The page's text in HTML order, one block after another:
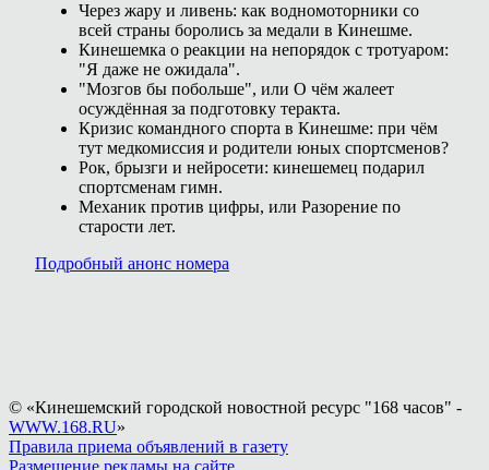
Через жару и ливень: как водномоторники со
всей страны боролись за медали в Кинешме.
Кинешемка о реакции на непорядок с тротуаром:
"Я даже не ожидала".
"Мозгов бы побольше", или О чём жалеет
осуждённая за подготовку теракта.
Кризис командного спорта в Кинешме: при чём
тут медкомиссия и родители юных спортсменов?
Рок, брызги и нейросети: кинешемец подарил
спортсменам гимн.
Механик против цифры, или Разорение по
старости лет.
Подробный анонс номера
© «Кинешемский городской новостной ресурс "168 часов" -
WWW.168.RU»
Правила приема объявлений в газету
Размещение рекламы на сайте